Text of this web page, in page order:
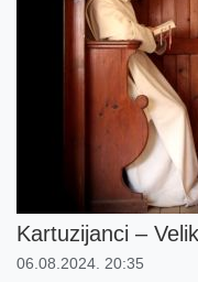
Kartuzijanci –
06.08.2024. 20:35